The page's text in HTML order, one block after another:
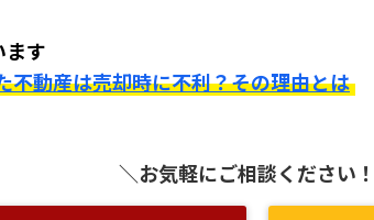
す
不動産は売却時に不利？その理由とは
＼お気軽にご相談ください